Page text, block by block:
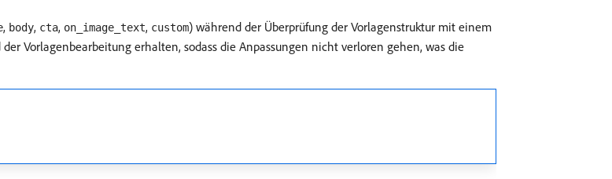
, body, cta, on_image_text, custom) während der Überprüfung der Vorlagenstruktur mit einem
Vorlagenbearbeitung erhalten, sodass die Anpassungen nicht verloren gehen, was die